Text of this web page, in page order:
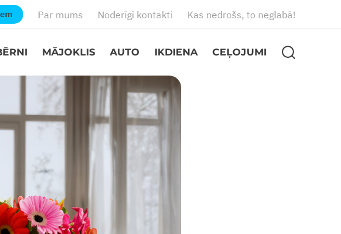
Par mums Noderīgi kontakti Kas nedrošs, to neglabā!
MĀJOKLIS AUTO IKDIENA CEĻOJUMI